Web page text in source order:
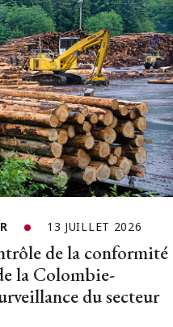
13 JUILLET 2026
de la conformité
la Colombie-
du secteur